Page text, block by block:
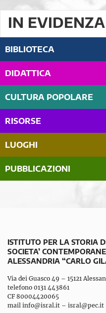
IN EVIDENZA
BIBLIOTECA
DIDATTICA
CULTURA POPOLARE
RISORSE
LUOGHI
PUBBLICAZIONI
ISTITUTO PER LA STORIA
SOCIETA’
ALESSANDRIA “CARLO
Via dei Guasco 49 – 15121
telefono 0131 443861
CF 80004420065
mail info@isral.it – isral@pec.it